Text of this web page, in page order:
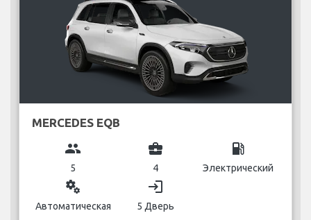
MERCEDES EQB
group
5
business_center
4
local_gas_station
Электрический
miscellaneous_services
Автоматическая
login
5 Дверь